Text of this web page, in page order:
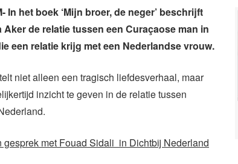
In het boek ‘Mijn broer, de neger’ beschrijft
Aker de relatie tussen een Curaçaose man in
een relatie krijg met een Nederlandse vrouw.
niet alleen een tragisch liefdesverhaal, maar
inzicht te geven in de relatie tussen
gesprek met Fouad Sidali in Dichtbij Nederland